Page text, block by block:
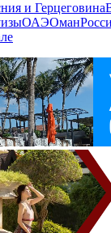
и Герцеговина
ОАЭОман